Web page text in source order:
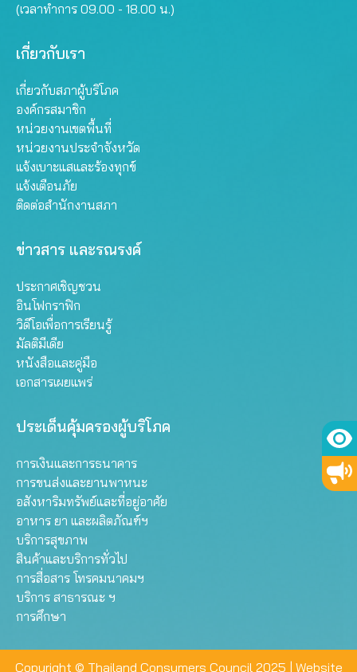
(เวลาทำการ 09.00 - 18.00 น.)
เกี่ยวกับเรา
เกี่ยวกับสภาผู้บริโภค
องค์กรสมาชิก
หน่วยงานเขตพื้นที่
หน่วยงานประจำจังหวัด
แจ้งเบาะแสและร้องทุกข์
แจ้งเตือนภัย
ติดต่อสำนักงานสภา
ข่าวสาร และรณรงค์
ประกาศเชิญชวน
อินโฟกราฟิก
วิดีโอเพื่อการเรียนรู้
มัลติมีเดีย
หนังสือและคู่มือ
เอกสารเผยแพร่
ประเด็นคุ้มครองผู้บริโภค
การเงินและการธนาคาร
การขนส่งและยานพาหนะ
อสังหาริมทรัพย์และที่อยู่อาศัย
อาหาร ยา และผลิตภัณฑ์ฯ
บริการสุขภาพ
สินค้าและบริการทั่วไป
การสื่อสาร โทรคมนาคมฯ
บริการ สาธารณะ ฯ
การศึกษา
Copyright © Thailand Consumers Council 2025 | Website